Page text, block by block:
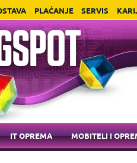
PLAĆANJE SERVIS
IT OPREMA MOBITELI I